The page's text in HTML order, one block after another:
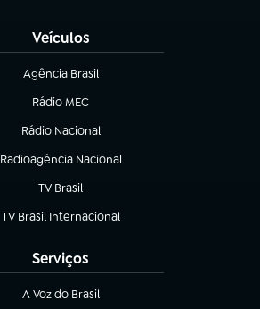
Veículos
Agência Brasil
(abre em nova aba)
Rádio MEC
(abre em nova aba)
Rádio Nacional
Radioagência Nacional
(abre em nova aba)
TV Brasil
(abre em nova aba)
TV Brasil Internacional
(abre em nova aba)
Serviços
A Voz do Brasil
(abre em nova aba)